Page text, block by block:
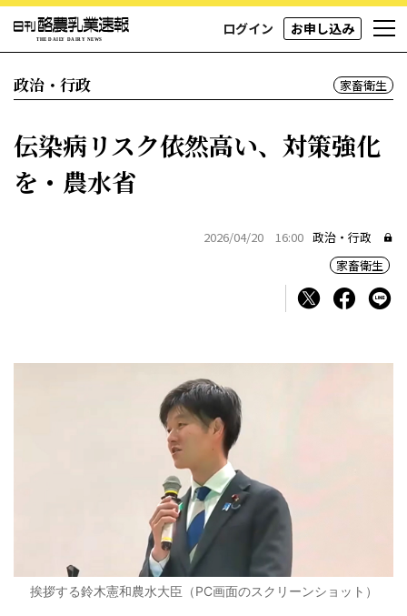
ログイン お申し込み
政治・行政 家畜衛生
伝染病リスク依然高い、対策強化
を・農水省
2026/04/20 16:00 政治・行政
家畜衛生
挨拶する鈴木憲和農水大臣（PC画面のスクリーンショット）